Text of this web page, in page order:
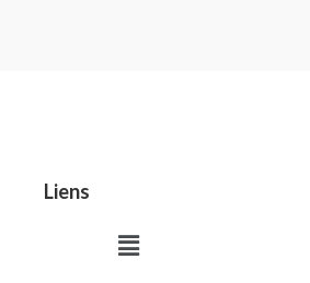
Liens
Menu